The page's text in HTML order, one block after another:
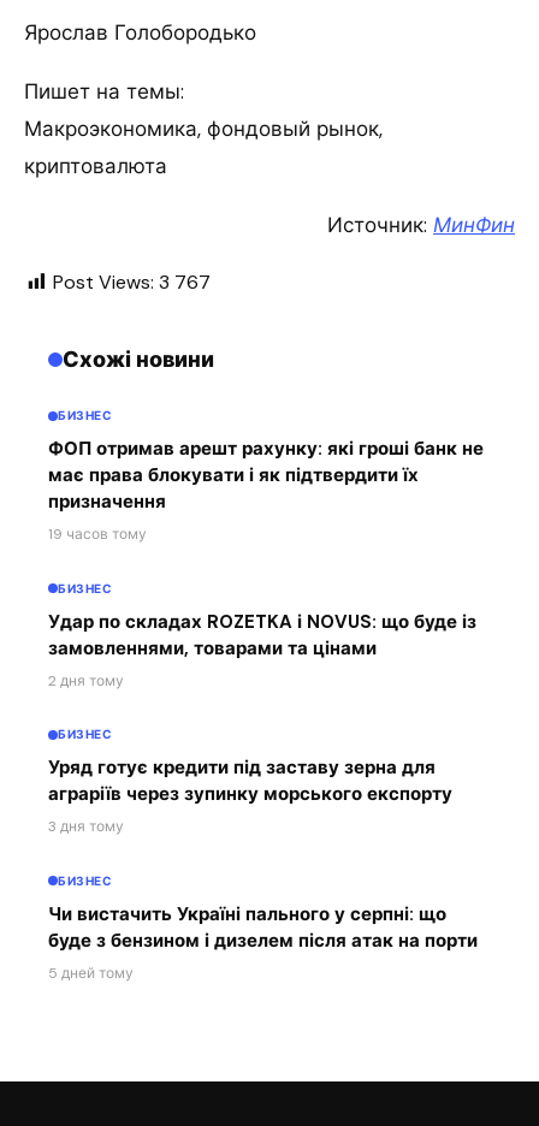
Ярослав Голобородько
Пишет на темы:
Макроэкономика, фондовый рынок,
криптовалюта
Источник: МинФин
Post Views: 3 767
Схожі новини
БИЗНЕС
ФОП отримав арешт рахунку: які гроші банк не
має права блокувати і як підтвердити їх
призначення
19 часов тому
БИЗНЕС
Удар по складах ROZETKA і NOVUS: що буде із
замовленнями, товарами та цінами
2 дня тому
БИЗНЕС
Уряд готує кредити під заставу зерна для
аграріїв через зупинку морського експорту
3 дня тому
БИЗНЕС
Чи вистачить Україні пального у серпні: що
буде з бензином і дизелем після атак на порти
5 дней тому